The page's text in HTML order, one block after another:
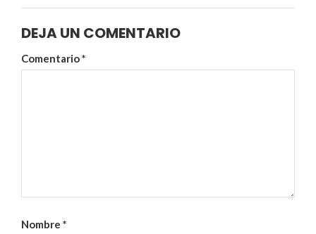
DEJA UN COMENTARIO
Comentario*
Nombre *